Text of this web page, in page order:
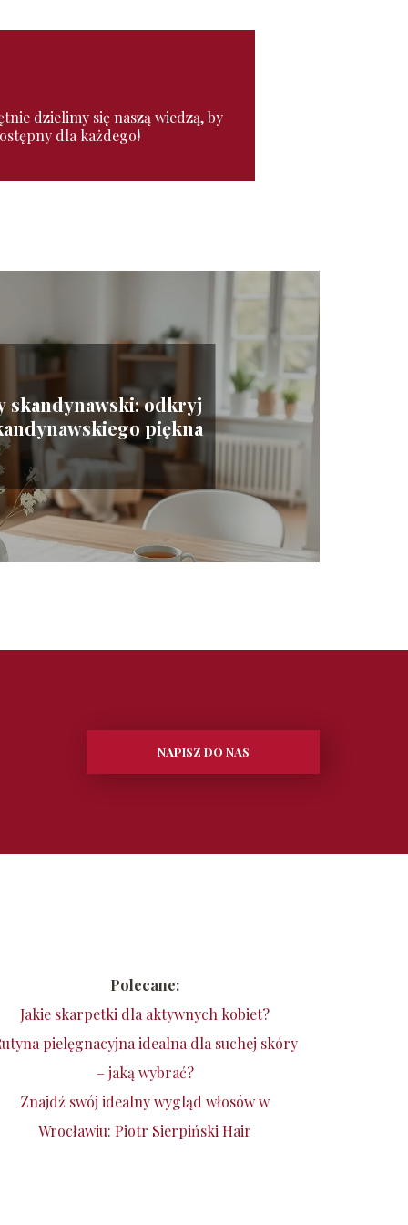
dzielimy się naszą wiedzą, by
dla każdego!
skandynawski: odkryj
piękna
NAPISZ DO NAS
Polecane:
Jakie skarpetki dla aktywnych kobiet?
pielęgnacyjna idealna dla suchej skóry
– jaką wybrać?
Znajdź swój idealny wygląd włosów w
Wrocławiu: Piotr Sierpiński Hair